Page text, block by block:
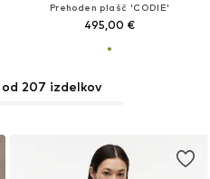
Prehoden plašč 'CODIE'
495,00 €
207 izdelkov